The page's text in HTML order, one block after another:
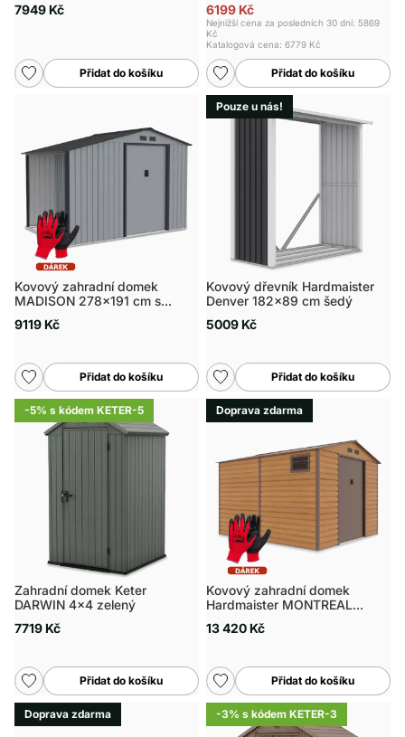
7949 Kč
Přidat do košíku
6199 Kč
Nejnižší cena za posledních 30 dní: 5869
Kč
Katalogová cena: 6779 Kč
Přidat do košíku
Kovový zahradní domek
MADISON 278x191 cm s
9119 Kč
Přidat do košíku
Pouze u nás!
Kovový dřevník Hardmaister
Denver 182x89 cm šedý
5009 Kč
Přidat do košíku
-5% s kódem KETER-5
Zahradní domek Keter
DARWIN 4x4 zelený
7719 Kč
Přidat do košíku
Doprava zdarma
Kovový zahradní domek
Hardmaister MONTREAL
13 420 Kč
Přidat do košíku
Doprava zdarma -3% s kódem KETER-3